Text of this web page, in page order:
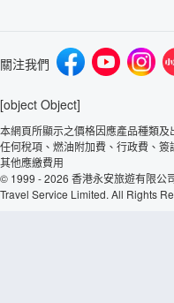
關注我們
[object Object]
本網頁所顯示之價格因應產品種類
任何稅項、燃油附加費、行政費、
其他應繳費用
© 1999 - 2026 香港永安旅遊有限公
Travel Service Limited. All Rights